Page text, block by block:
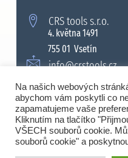
CRS tools s.r.o.
4. května 1491
755 01 Vsetín
info@crstools.cz
+420 571 990 315
© 2008 - 2026
Na našich webových
abychom vám poskytli co
zapamatujeme vaše
Kliknutím na tlačítko
VŠECH souborů cookie.
souborů cookie" a